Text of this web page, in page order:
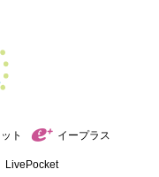
ト イープラス
LivePocket